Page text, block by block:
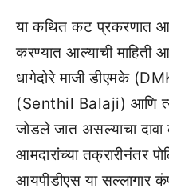
या कथित कट प्रकरणात
करण्यात आल्याची माहिती
धागेदोरे माजी डीएमके
(Senthil Balaji) आणि
जोडले जात असल्याचा
आमदारांच्या तक्रारीनंतर
आयपीडीएस या सल्लागार